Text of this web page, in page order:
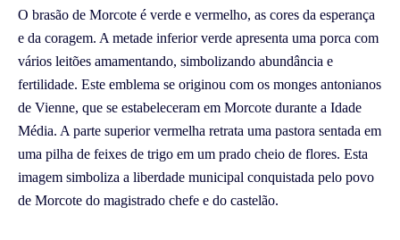
O brasão de Morcote é verde e vermelho, as cores da esperança
e da coragem. A metade inferior verde apresenta uma porca com
vários leitões amamentando, simbolizando abundância e
fertilidade. Este emblema se originou com os monges antonianos
de Vienne, que se estabeleceram em Morcote durante a Idade
Média. A parte superior vermelha retrata uma pastora sentada em
uma pilha de feixes de trigo em um prado cheio de flores. Esta
imagem simboliza a liberdade municipal conquistada pelo povo
de Morcote do magistrado chefe e do castelão.